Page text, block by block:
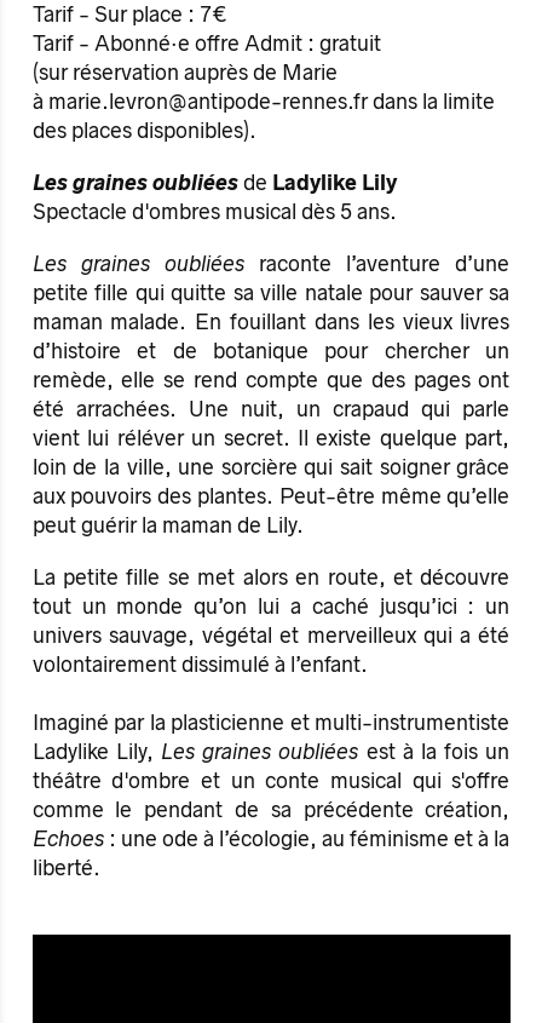
Tarif - Sur place : 7€
Tarif - Abonné·e offre Admit : gratuit
(sur réservation auprès de Marie
à marie.levron@antipode-rennes.fr dans la limite
des places disponibles).
Les graines oubliéesde Ladylike Lily
Spectacle d'ombres musical dès 5 ans.
Les graines oubliéesraconte l’aventure d’une
petite fille qui quitte sa ville natale pour sauver sa
maman malade. En fouillant dans les vieux livres
d’histoire et de botanique pour chercher un
remède, elle se rend compte que des pages ont
été arrachées. Une nuit, un crapaud qui parle
vient lui réléver un secret. Il existe quelque part,
loin de la ville, une sorcière qui sait soigner grâce
aux pouvoirs des plantes. Peut-être même qu’elle
peut guérir la maman de Lily.
La petite fille se met alors en route, et découvre
tout un monde qu’on lui a caché jusqu’ici : un
univers sauvage, végétal et merveilleux qui a été
volontairement dissimulé à l’enfant.
Imaginé par la plasticienne et multi-instrumentiste
Ladylike Lily, Les graines oubliées est à la fois un
théâtre d'ombre et un conte musical qui s'offre
comme le pendant de sa précédente création,
Echoes: une ode à l’écologie, au féminisme et à la
liberté.